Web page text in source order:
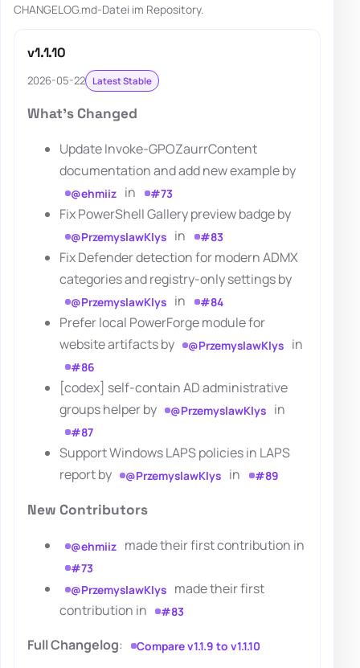
CHANGELOG.md-Datei im Repository.
v1.1.10
2026-05-22 Latest Stable
What's Changed
Update Invoke-GPOZaurrContent
documentation and add new example by
@ehmiiz in #73
Fix PowerShell Gallery preview badge by
@PrzemyslawKlys in #83
Fix Defender detection for modern ADMX
categories and registry-only settings by
@PrzemyslawKlys in #84
Prefer local PowerForge module for
website artifacts by
@PrzemyslawKlys in
#86
[codex] self-contain AD administrative
groups helper by
@PrzemyslawKlys in
#87
Support Windows LAPS policies in LAPS
report by
@PrzemyslawKlys in #89
New Contributors
@ehmiiz made their first contribution in
#73
@PrzemyslawKlys made their first
contribution in
#83
Full Changelog: Compare v1.1.9 to v1.1.10